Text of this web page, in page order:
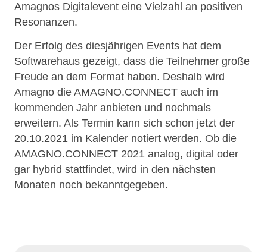
Amagnos Digitalevent eine Vielzahl an positiven
Resonanzen.
Der Erfolg des diesjährigen Events hat dem
Softwarehaus gezeigt, dass die Teilnehmer große
Freude an dem Format haben. Deshalb wird
Amagno die AMAGNO.CONNECT auch im
kommenden Jahr anbieten und nochmals
erweitern. Als Termin kann sich schon jetzt der
20.10.2021 im Kalender notiert werden. Ob die
AMAGNO.CONNECT 2021 analog, digital oder
gar hybrid stattfindet, wird in den nächsten
Monaten noch bekanntgegeben.